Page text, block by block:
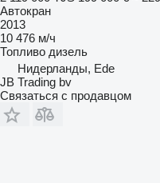
Автокран
2013
10 476 м/ч
Топливо дизель
Нидерланды, Ede
JB Trading bv
Связаться с продавцом